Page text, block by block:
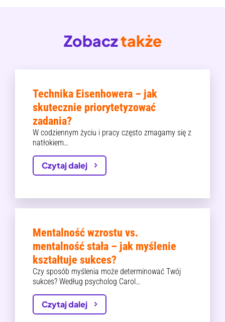
Zobacztakże
Technika Eisenhowera – jak
skutecznie priorytetyzować
zadania?
W codziennym życiu i pracy często zmagamy się z
natłokiem…
Czytaj dalej
Mentalność wzrostu vs.
mentalność stała – jak myślenie
kształtuje sukces?
Czy sposób myślenia może determinować Twój
sukces? Według psycholog Carol…
Czytaj dalej